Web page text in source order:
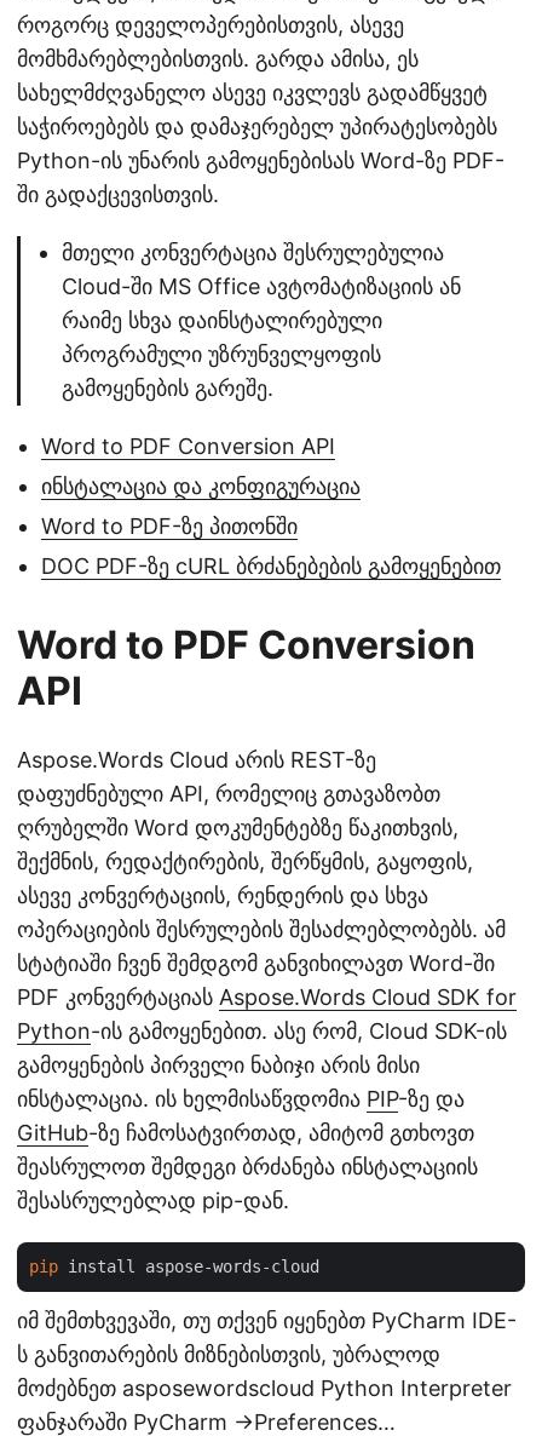
როგორც დეველოპერებისთვის, ასევე
მომხმარებლებისთვის. გარდა ამისა, ეს
სახელმძღვანელო ასევე იკვლევს გადამწყვეტ
საჭიროებებს და დამაჯერებელ უპირატესობებს
Python-ის უნარის გამოყენებისას Word-ზე PDF-
ში გადაქცევისთვის.
მთელი კონვერტაცია შესრულებულია
Cloud-ში MS Office ავტომატიზაციის ან
რაიმე სხვა დაინსტალირებული
პროგრამული უზრუნველყოფის
გამოყენების გარეშე.
Word to PDF Conversion API
ინსტალაცია და კონფიგურაცია
Word to PDF-ზე პითონში
DOC PDF-ზე cURL ბრძანებების გამოყენებით
Word to PDF Conversion
API
Aspose.Words Cloud არის REST-ზე
დაფუძნებული API, რომელიც გთავაზობთ
ღრუბელში Word დოკუმენტებზე წაკითხვის,
შექმნის, რედაქტირების, შერწყმის, გაყოფის,
ასევე კონვერტაციის, რენდერის და სხვა
ოპერაციების შესრულების შესაძლებლობებს. ამ
სტატიაში ჩვენ შემდგომ განვიხილავთ Word-ში
PDF კონვერტაციას Aspose.Words Cloud SDK for
Python-ის გამოყენებით. ასე რომ, Cloud SDK-ის
გამოყენების პირველი ნაბიჯი არის მისი
ინსტალაცია. ის ხელმისაწვდომია PIP-ზე და
GitHub-ზე ჩამოსატვირთად, ამიტომ გთხოვთ
შეასრულოთ შემდეგი ბრძანება ინსტალაციის
შესასრულებლად pip-დან.
pip
იმ შემთხვევაში, თუ თქვენ იყენებთ PyCharm IDE-
ს განვითარების მიზნებისთვის, უბრალოდ
მოძებნეთ asposewordscloud Python Interpreter
ფანჯარაში PyCharm ->Preferences…